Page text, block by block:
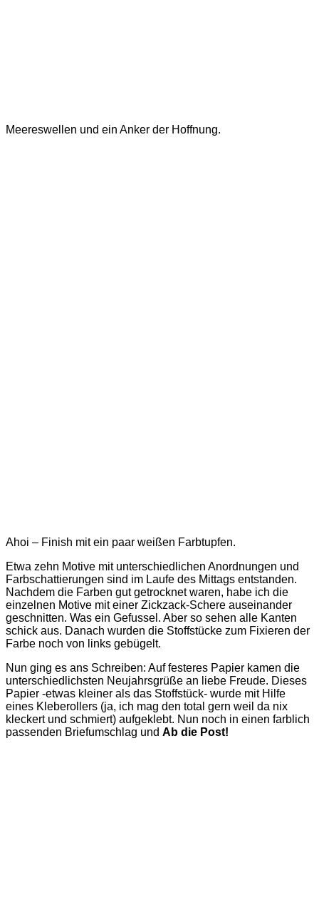
Meereswellen und ein Anker der Hoffnung.
Ahoi – Finish mit ein paar weißen Farbtupfen.
Etwa zehn Motive mit unterschiedlichen Anordnungen und
Farbschattierungen sind im Laufe des Mittags entstanden.
Nachdem die Farben gut getrocknet waren, habe ich die
einzelnen Motive mit einer Zickzack-Schere auseinander
geschnitten. Was ein Gefussel. Aber so sehen alle Kanten
schick aus. Danach wurden die Stoffstücke zum Fixieren der
Farbe noch von links gebügelt.
Nun ging es ans Schreiben: Auf festeres Papier kamen die
unterschiedlichsten Neujahrsgrüße an liebe Freude. Dieses
Papier -etwas kleiner als das Stoffstück- wurde mit Hilfe
eines Kleberollers (ja, ich mag den total gern weil da nix
kleckert und schmiert) aufgeklebt. Nun noch in einen farblich
passenden Briefumschlag und Ab die Post!